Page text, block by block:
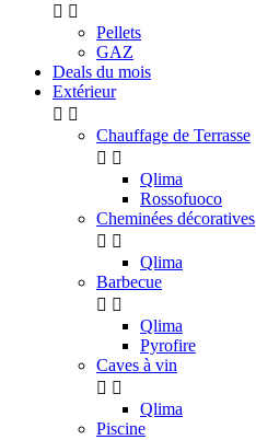
 
Pellets
GAZ
Deals du mois
Extérieur
 
Chauffage de Terrasse
 
Qlima
Rossofuoco
Cheminées décoratives
 
Qlima
Barbecue
 
Qlima
Pyrofire
Caves à vin
 
Qlima
Piscine